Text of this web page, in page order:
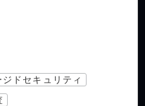
ジドセキュリティ